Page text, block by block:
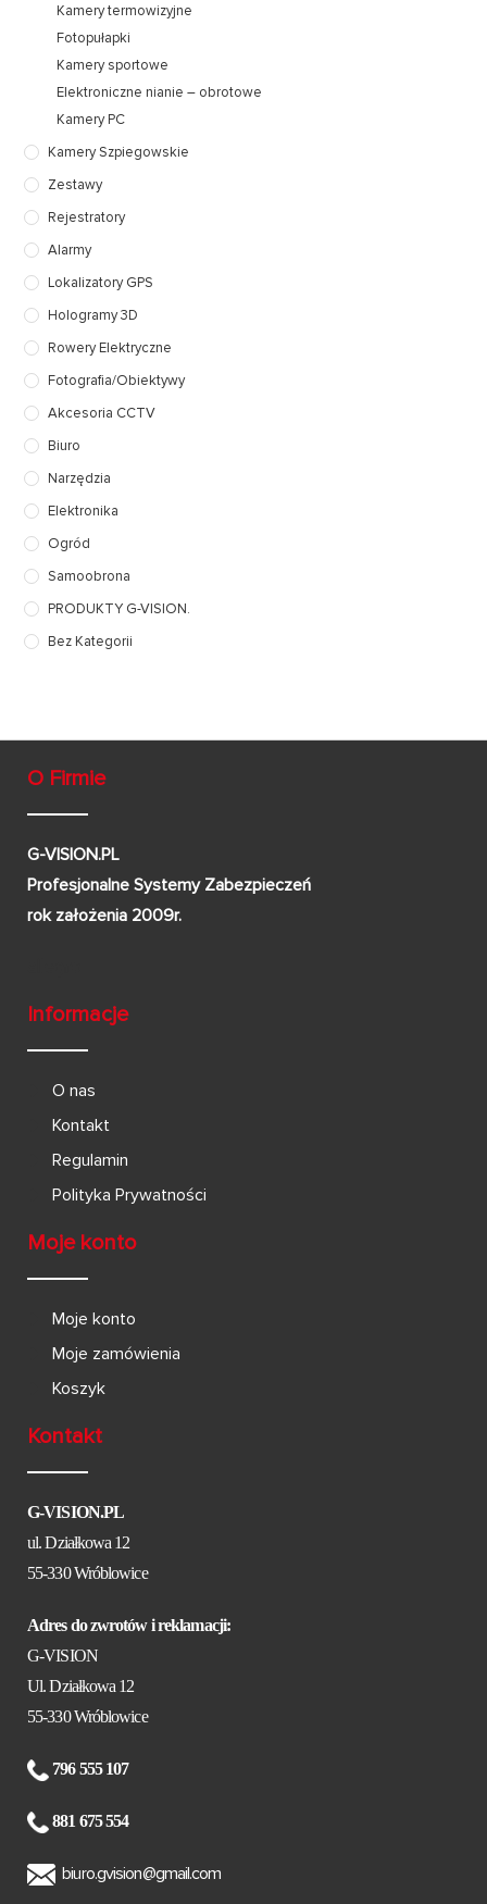
Kamery termowizyjne
Fotopułapki
Kamery sportowe
Elektroniczne nianie – obrotowe
Kamery PC
Kamery Szpiegowskie
Zestawy
Rejestratory
Alarmy
Lokalizatory GPS
Hologramy 3D
Rowery Elektryczne
Fotografia/Obiektywy
Akcesoria CCTV
Biuro
Narzędzia
Elektronika
Ogród
Samoobrona
PRODUKTY G-VISION.
Bez Kategorii
O Firmie
G-VISION.PL
Profesjonalne Systemy Zabezpieczeń
rok założenia 2009r.
Informacje
O nas
Kontakt
Regulamin
Polityka Prywatności
Moje konto
Moje konto
Moje zamówienia
Koszyk
Kontakt
G-VISION.PL
ul. Działkowa 12
55-330 Wróblowice
Adres do zwrotów i reklamacji:
G-VISION
Ul. Działkowa 12
55-330 Wróblowice
796 555 107
881 675 554
biuro.gvision@gmail.com